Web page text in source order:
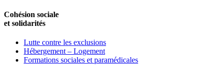
Cohésion sociale
et solidarités
Lutte contre les exclusions
Hébergement – Logement
Formations sociales et paramédicales